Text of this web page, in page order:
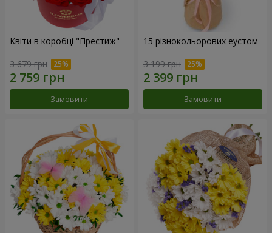
Квіти в коробці "Престиж"
3 679 грн
Замовити
15 різнокольорових еустом
3 199 грн
Замовити